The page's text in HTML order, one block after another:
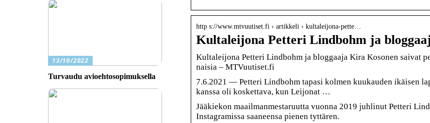
http s://www.mtvuutiset.fi › artikkeli › kultaleijona-pette…
Kultaleijona Petteri Lindbohm ja
Kultaleijona Petteri Lindbohm ja bloggaaja Kira Kosonen saivat
naisia – MTVuutiset.fi
7.6.2021 — Petteri Lindbohm tapasi kolmen kuukauden ikäisen
kanssa oli koskettava, kun Leijonat …
Jääkiekon maailmanmestaruutta vuonna 2019 juhlinut Petteri
Instagramissa saaneensa pienen tyttären.
13/10/2022
Turvaudu avioehtosopimuksella